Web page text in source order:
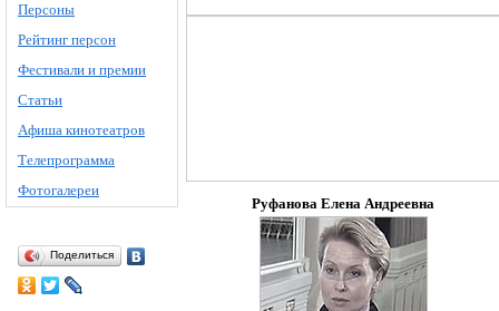
Персоны
Рейтинг персон
Фестивали и премии
Статьи
Афиша кинотеатров
Телепрограмма
Фотогалереи
Поделиться
Руфанова Елена Андреевна